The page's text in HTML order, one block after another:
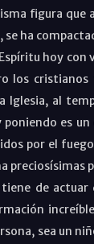
figura
ha
Espíritu hoy
los
Iglesia, al
es
por el
preciosísimas
de
sea un